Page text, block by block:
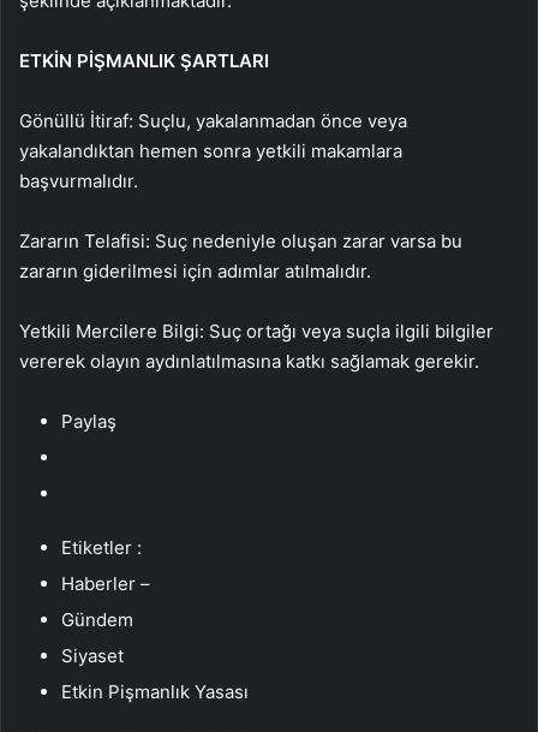
ETKİN PİŞMANLIK ŞARTLARI
Gönüllü İtiraf: Suçlu, yakalanmadan önce veya
yakalandıktan hemen sonra yetkili makamlara
başvurmalıdır.
Zararın Telafisi: Suç nedeniyle oluşan zarar varsa bu
zararın giderilmesi için adımlar atılmalıdır.
Yetkili Mercilere Bilgi: Suç ortağı veya suçla ilgili bilgiler
vererek olayın aydınlatılmasına katkı sağlamak gerekir.
Paylaş
Etiketler :
Haberler –
Gündem
Siyaset
Etkin Pişmanlık Yasası